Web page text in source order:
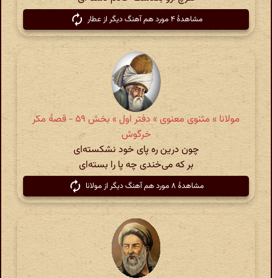
مشاهدهٔ ۴ مورد هم آهنگ دیگر از عطار
مولانا » مثنوی معنوی » دفتر اول » بخش ۵۹ - قصهٔ مکر
خرگوش
چون درین ره پای خود نشکسته‌ای
بر که می‌خندی چه پا را بسته‌ای
مشاهدهٔ ۸ مورد هم آهنگ دیگر از مولانا